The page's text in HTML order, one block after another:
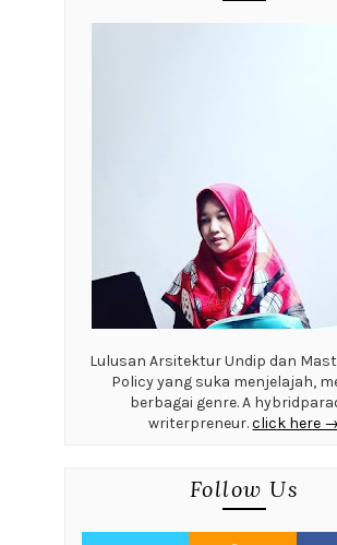
Lulusan Arsitektur Undip dan
Policy yang suka menjelajah,
berbagai genre. A
writerpreneur.click here →
Follow Us